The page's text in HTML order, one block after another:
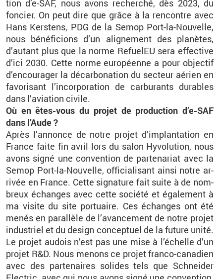
tion d’e-SAF, nous avons re­cher­ché, dès 2023, du
fon­cier. On peut dire que grâce à la ren­contre avec
Hans Kers­tens, PDG de la Semop Port-la-Nou­velle,
nous bé­né­fi­cions d’un ali­gne­ment des pla­nètes,
d’au­tant plus que la norme Re­fue­lEU sera ef­fec­tive
d’ici 2030. Cette norme eu­ro­péenne a pour ob­jec­tif
d’en­cou­ra­ger la dé­car­bo­na­tion du sec­teur aé­rien en
fa­vo­ri­sant l’in­cor­po­ra­tion de car­bu­rants du­rables
dans l’avia­tion ci­vile.
Où en êtes-vous du pro­jet de pro­duc­tion d’e-SAF
dans l’Aude ?
Après l’an­nonce de notre pro­jet d’im­plan­ta­tion en
France faite fin avril lors du salon Hy­vo­lu­tion, nous
avons signé une conven­tion de par­te­na­riat avec la
Semop Port-la-Nou­velle, of­fi­cia­li­sant ainsi notre ar­
ri­vée en France. Cette si­gna­ture fait suite à de nom­
breux échanges avec cette so­ciété et éga­le­ment à
ma vi­site du site por­tuaire. Ces échanges ont été
menés en pa­ral­lèle de l’avan­ce­ment de notre pro­jet
in­dus­triel et du de­sign concep­tuel de la fu­ture unité.
Le pro­jet au­dois n’est pas une mise à l’échelle d’un
pro­jet R&D. Nous me­nons ce pro­jet franco-ca­na­dien
avec des par­te­naires so­lides tels que Schnei­der